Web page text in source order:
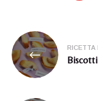
Navigazione
articoli
RICETTA